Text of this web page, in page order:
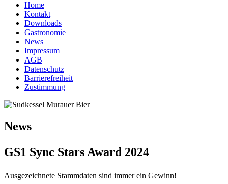
Home
Kontakt
Downloads
Gastronomie
News
Impressum
AGB
Datenschutz
Barrierefreiheit
Zustimmung
News
GS1 Sync Stars Award 2024
Ausgezeichnete Stammdaten sind immer ein Gewinn!